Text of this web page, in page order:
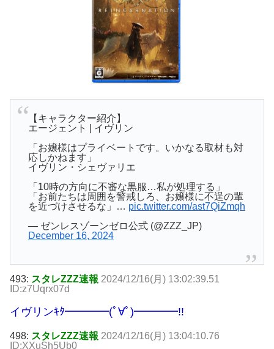
【キャラクター紹介】
エージェント | イヴリン
「お嬢様はプライベートです。いかなる取材も対
応しかねます」
イヴリン・シェヴァリエ
「10時の方向に不審な黒服…私が処理する」
「お前たちは周囲を警戒しろ、お嬢様に不逞の輩
を近づけさせるな」… pic.twitter.com/ast7QiZmqh
— ゼンレスゾーンゼロ公式 (@ZZZ_JP)
December 16, 2024
493: スタレZZZ速報 2024/12/16(月) 13:02:39.51
ID:z7Uqrx07d
イヴリンｷﾀ━━━━(ﾟ∀ﾟ)━━━━!!
498: スタレZZZ速報 2024/12/16(月) 13:04:10.76
ID:XXuSh5Ub0